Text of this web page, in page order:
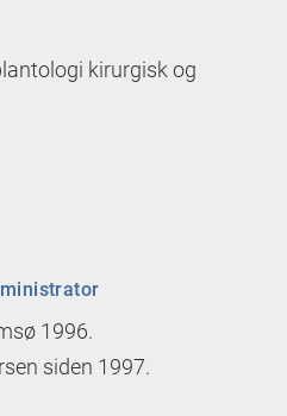
kirurgisk og
1996.
siden 1997.